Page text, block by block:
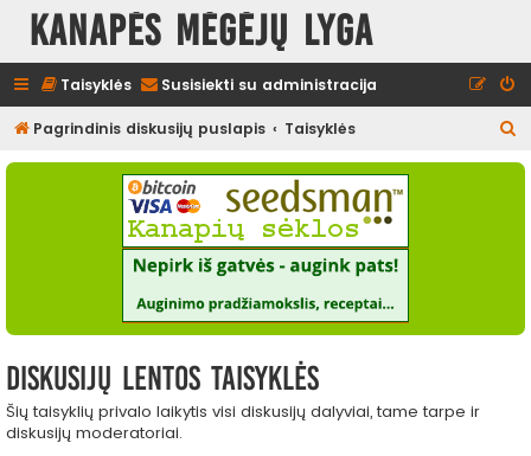
Kanapės mėgėjų lyga
Taisyklės Susisiekti su administracija
Pagrindinis diskusijų puslapis Taisyklės
e
Diskusijų lentos taisyklės
Šių taisyklių privalo laikytis visi diskusijų dalyviai, tame tarpe ir
diskusijų moderatoriai.